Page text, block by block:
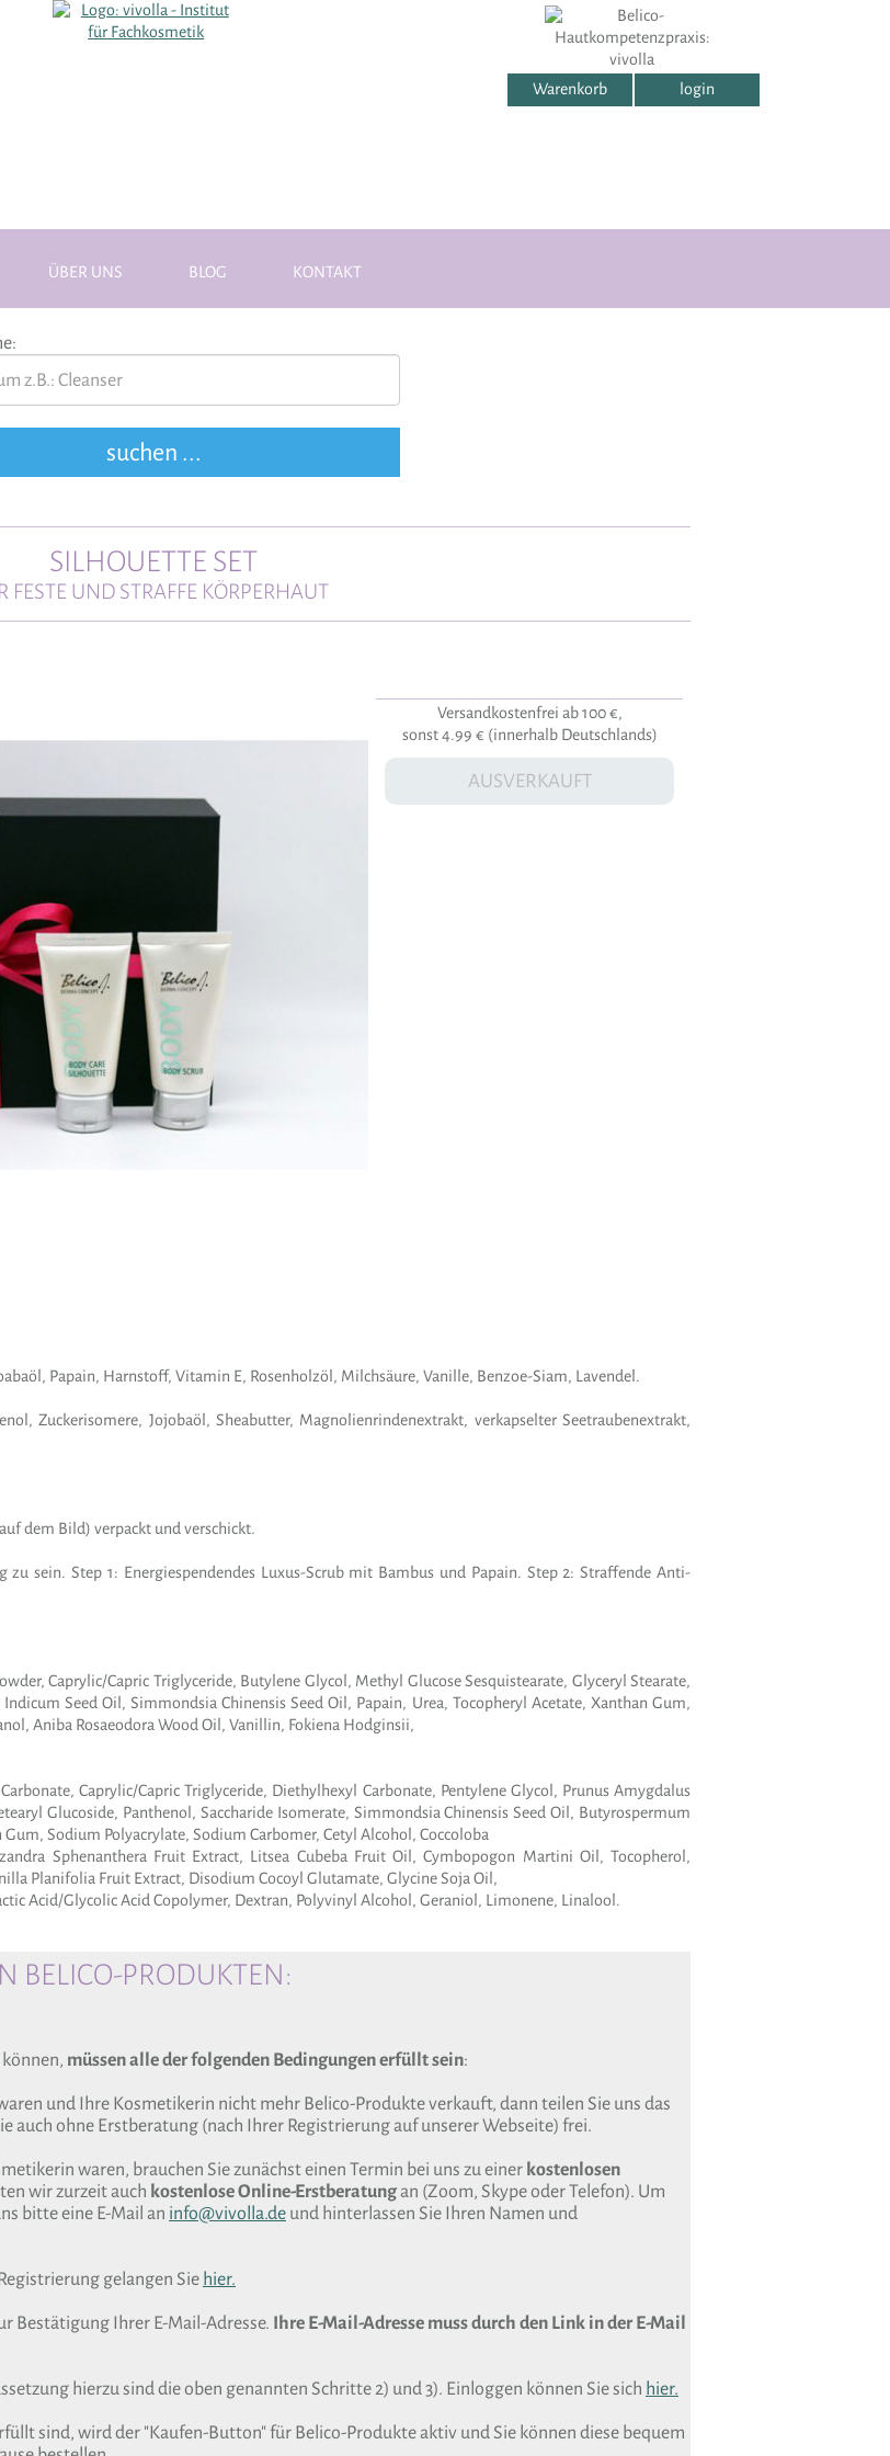
Warenkorb login
ÜBER UNS BLOG KONTAKT
SILHOUETTE SET
FESTE UND STRAFFE KÖRPERHAUT
Versandkostenfrei ab 100 €,
sonst 4.99 € (innerhalb Deutschlands)
AUSVERKAUFT
Papain, Harnstoff, Vitamin E, Rosenholzöl, Milchsäure, Vanille, Benzoe-Siam, Lavendel.
Zuckerisomere, Jojobaöl, Sheabutter, Magnolienrindenextrakt, verkapselter Seetraubenextrakt,
dem Bild) verpackt und verschickt.
sein. Step 1: Energiespendendes Luxus-Scrub mit Bambus und Papain. Step 2: Straffende Anti-
Caprylic/Capric Triglyceride, Butylene Glycol, Methyl Glucose Sesquistearate, Glyceryl Stearate,
Seed Oil, Simmondsia Chinensis Seed Oil, Papain, Urea, Tocopheryl Acetate, Xanthan Gum,
Aniba Rosaeodora Wood Oil, Vanillin, Fokiena Hodginsii,
Caprylic/Capric Triglyceride, Diethylhexyl Carbonate, Pentylene Glycol, Prunus Amygdalus
Glucoside, Panthenol, Saccharide Isomerate, Simmondsia Chinensis Seed Oil, Butyrospermum
Sodium Polyacrylate, Sodium Carbomer, Cetyl Alcohol, Coccoloba
Sphenanthera Fruit Extract, Litsea Cubeba Fruit Oil, Cymbopogon Martini Oil, Tocopherol,
Planifolia Fruit Extract, Disodium Cocoyl Glutamate, Glycine Soja Oil,
Acid/Glycolic Acid Copolymer, Dextran, Polyvinyl Alcohol, Geraniol, Limonene, Linalool.
BELICO-PRODUKTEN:
müssen alle der folgenden Bedingungen erfüllt sein:
und Ihre Kosmetikerin nicht mehr Belico-Produkte verkauft, dann teilen Sie uns das
auch ohne Erstberatung (nach Ihrer Registrierung auf unserer Webseite) frei.
waren, brauchen Sie zunächst einen Termin bei uns zu einerkostenlosen
wir zurzeit auch kostenlose Online-Erstberatungan (Zoom, Skype oder Telefon). Um
bitte eine E-Mail an info@vivolla.deund hinterlassen Sie Ihren Namen und
gelangen Siehier.
Bestätigung Ihrer E-Mail-Adresse. Ihre E-Mail-Adresse muss durch den Link in der E-Mail
hierzu sind die oben genannten Schritte 2) und 3). Einloggen können Sie sich hier.
sind, wird der "Kaufen-Button" für Belico-Produkte aktiv und Sie können diese bequem